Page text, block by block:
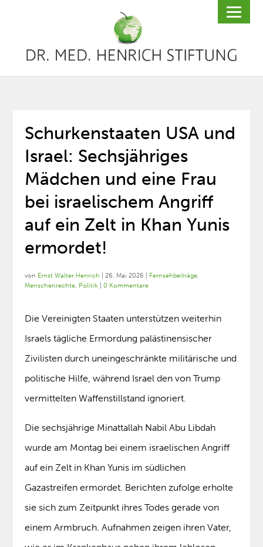
Schurkenstaaten USA und
Israel: Sechsjähriges
Mädchen und eine Frau
bei israelischem Angriff
auf ein Zelt in Khan Yunis
ermordet!
von Ernst Walter Henrich |26. Mai 2026 Fernsehbeiträge,
Menschenrechte, Politik |0 Kommentare
Die Vereinigten Staaten unterstützen weiterhin
Israels tägliche Ermordung palästinensischer
Zivilisten durch uneingeschränkte militärische und
politische Hilfe, während Israel den von Trump
vermittelten Waffenstillstand ignoriert.
Die sechsjährige Minattallah Nabil Abu Libdah
wurde am Montag bei einem israelischen Angriff
auf ein Zelt in Khan Yunis im südlichen
Gazastreifen ermordet. Berichten zufolge erholte
sie sich zum Zeitpunkt ihres Todes gerade von
einem Armbruch. Aufnahmen zeigen ihren Vater,